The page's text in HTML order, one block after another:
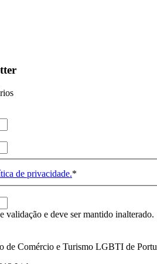
de privacidade.*
validação e deve ser mantido inalterado.
de Comércio e Turismo LGBTI de